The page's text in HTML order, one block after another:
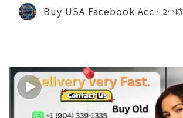
Buy USA Facebook Acc 2小